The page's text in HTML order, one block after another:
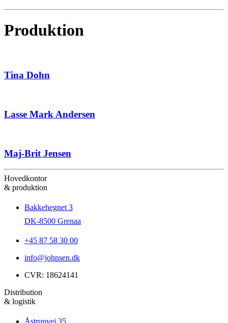
Produktion
Tina Dohn
Lasse Mark Andersen
Maj-Brit Jensen
Hovedkontor
& produktion
Bakkehegnet 3
DK-8500 Grenaa
+45 87 58 30 00
info@johnsen.dk
CVR: 18624141
Distribution
& logistik